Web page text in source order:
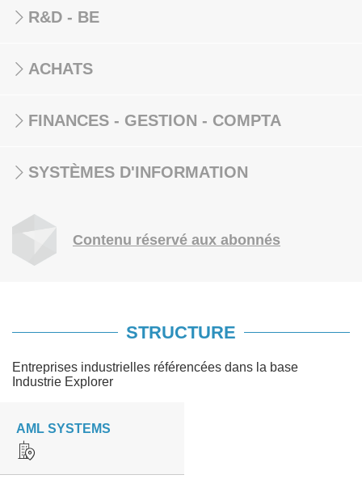
R&D - BE
ACHATS
FINANCES - GESTION - COMPTA
SYSTÈMES D'INFORMATION
Contenu réservé aux abonnés
STRUCTURE
Entreprises industrielles référencées dans la base
Industrie Explorer
AML SYSTEMS